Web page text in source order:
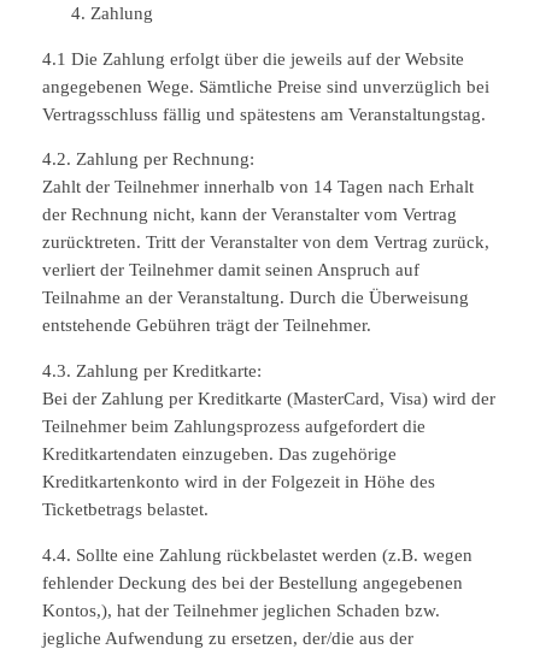
Zahlung
4.1 Die Zahlung erfolgt über die jeweils auf der Website
angegebenen Wege. Sämtliche Preise sind unverzüglich bei
Vertragsschluss fällig und spätestens am Veranstaltungstag.
4.2. Zahlung per Rechnung:
Zahlt der Teilnehmer innerhalb von 14 Tagen nach Erhalt
der Rechnung nicht, kann der Veranstalter vom Vertrag
zurücktreten. Tritt der Veranstalter von dem Vertrag zurück,
verliert der Teilnehmer damit seinen Anspruch auf
Teilnahme an der Veranstaltung. Durch die Überweisung
entstehende Gebühren trägt der Teilnehmer.
4.3. Zahlung per Kreditkarte:
Bei der Zahlung per Kreditkarte (MasterCard, Visa) wird der
Teilnehmer beim Zahlungsprozess aufgefordert die
Kreditkartendaten einzugeben. Das zugehörige
Kreditkartenkonto wird in der Folgezeit in Höhe des
Ticketbetrags belastet.
4.4. Sollte eine Zahlung rückbelastet werden (z.B. wegen
fehlender Deckung des bei der Bestellung angegebenen
Kontos,), hat der Teilnehmer jeglichen Schaden bzw.
jegliche Aufwendung zu ersetzen, der/die aus der